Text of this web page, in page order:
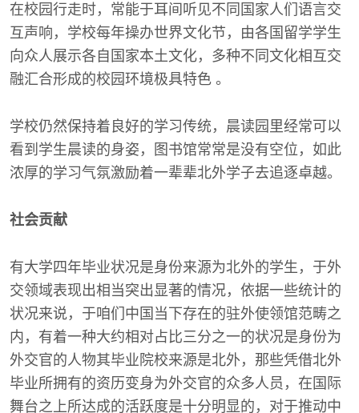
在校园行走时，常能于耳间听见不同国家人们语言交
互声响，学校每年操办世界文化节，由各国留学学生
向众人展示各自国家本土文化，多种不同文化相互交
融汇合形成的校园环境极具特色 。
学校仍然保持着良好的学习传统，晨读园里经常可以
看到学生晨读的身姿，图书馆常常是没有空位，如此
浓厚的学习气氛激励着一辈辈北外学子去追逐卓越。
社会贡献
有大学四年毕业状况是身份来源为北外的学生，于外
交领域表现出相当突出显著的情况，依据一些统计的
状况来说，于咱们中国当下存在的驻外使领馆范畴之
内，有着一种大约相对占比三分之一的状况是身份为
外交官的人物其毕业院校来源是北外，那些凭借北外
毕业所拥有的资历变身为外交官的众多人员，在国际
舞台之上所达成的活跃度是十分明显的，对于推动中